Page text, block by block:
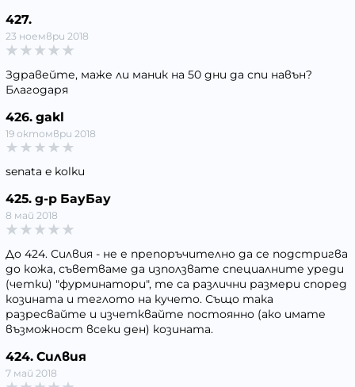
427.
23 ноември 2018
Здравейте, маже ли маник на 50 дни да спи навън?
Благодаря
426. gakl
19 октомври 2018
senata e kolku
425. д-р БауБау
8 май 2018
До 424. Силвия - не е препоръчително да се подстригва
до кожа, съветваме да използвате специалните уреди
(четки) "фурминатори", те са различни размери според
козината и теглото на кучето. Също така
разресвайте и изчетквайте постоянно (ако имате
възможност всеки ден) козината.
424. Силвия
7 май 2018